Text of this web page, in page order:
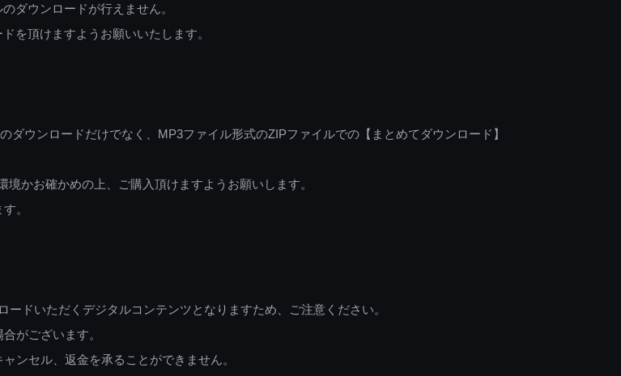
ダウンロードが行えません。
を頂けますようお願いいたします。
ウンロードだけでなく、MP3ファイル形式のZIPファイルでの【まとめてダウンロード】
かお確かめの上、ご購入頂けますようお願いします。
。
ドいただくデジタルコンテンツとなりますため、ご注意ください。
がございます。
ンセル、返金を承ることができません。